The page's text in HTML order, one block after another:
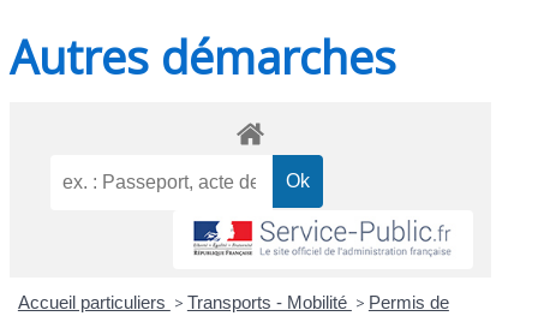
Autres démarches
Accueil particuliers > Transports - Mobilité > Permis de